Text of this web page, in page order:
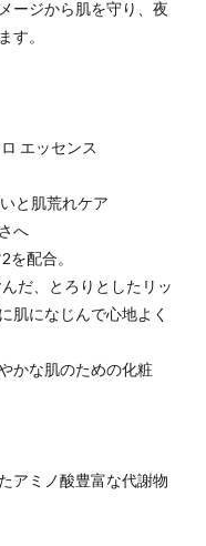
ージから肌を守り、夜
す。
エッセンス
と肌荒れケア
へ
配合。
だ、とろりとしたリッ
肌になじんで心地よく
かな肌のための化粧
アミノ酸豊富な代謝物